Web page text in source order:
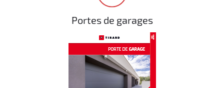
Portes de garages